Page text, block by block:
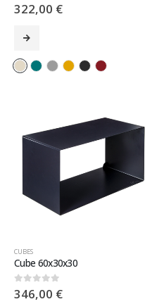
0sur 5
322,00 €
CUBES
Cube 60x30x30
0sur 5
346,00 €